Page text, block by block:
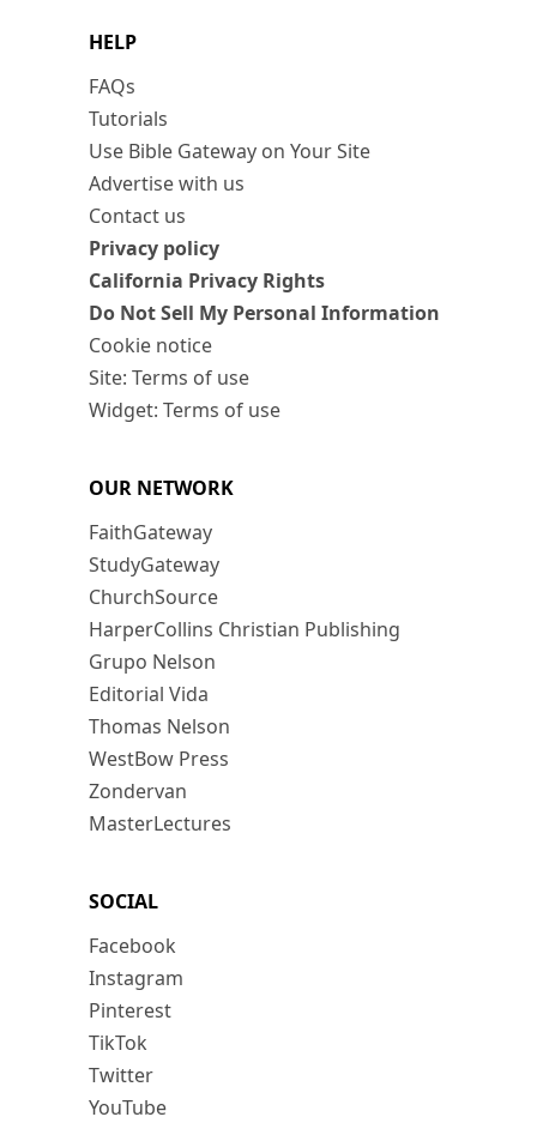
HELP
FAQs
Tutorials
Use Bible Gateway on Your Site
Advertise with us
Contact us
Privacy policy
California Privacy Rights
Do Not Sell My Personal Information
Cookie notice
Site: Terms of use
Widget: Terms of use
OUR NETWORK
FaithGateway
StudyGateway
ChurchSource
HarperCollins Christian Publishing
Grupo Nelson
Editorial Vida
Thomas Nelson
WestBow Press
Zondervan
MasterLectures
SOCIAL
Facebook
Instagram
Pinterest
TikTok
Twitter
YouTube